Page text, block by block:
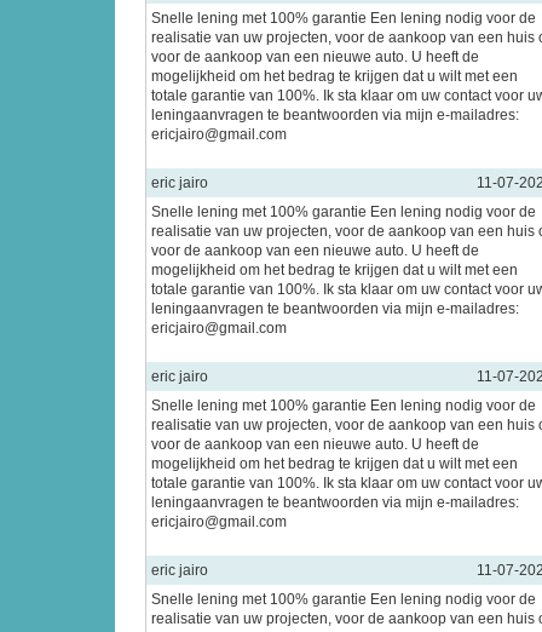
Snelle lening met 100% garantie Een lening nodig voor de
realisatie van uw projecten, voor de aankoop van een huis
voor de aankoop van een nieuwe auto. U heeft de
mogelijkheid om het bedrag te krijgen dat u wilt met een
totale garantie van 100%. Ik sta klaar om uw contact voor
leningaanvragen te beantwoorden via mijn e-mailadres:
ericjairo@gmail.com
eric jairo
11-07-
Snelle lening met 100% garantie Een lening nodig voor de
realisatie van uw projecten, voor de aankoop van een huis
voor de aankoop van een nieuwe auto. U heeft de
mogelijkheid om het bedrag te krijgen dat u wilt met een
totale garantie van 100%. Ik sta klaar om uw contact voor
leningaanvragen te beantwoorden via mijn e-mailadres:
ericjairo@gmail.com
eric jairo
11-07-
Snelle lening met 100% garantie Een lening nodig voor de
realisatie van uw projecten, voor de aankoop van een huis
voor de aankoop van een nieuwe auto. U heeft de
mogelijkheid om het bedrag te krijgen dat u wilt met een
totale garantie van 100%. Ik sta klaar om uw contact voor
leningaanvragen te beantwoorden via mijn e-mailadres:
ericjairo@gmail.com
eric jairo
11-07-
Snelle lening met 100% garantie Een lening nodig voor de
realisatie van uw projecten, voor de aankoop van een huis